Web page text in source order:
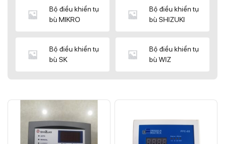
Bộ điều khiển tụ
bù MIKRO
Bộ điều khiển tụ
bù SHIZUKI
Bộ điều khiển tụ
bù SK
Bộ điều khiển tụ
bù WIZ